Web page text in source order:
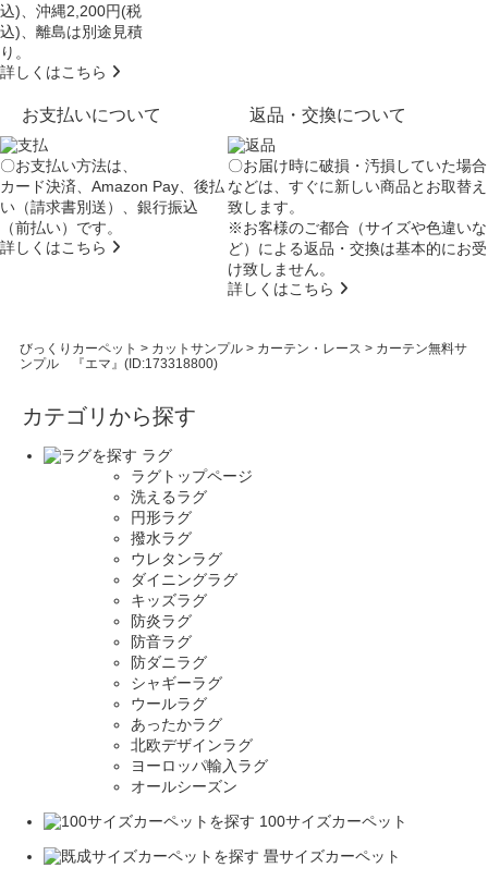
込)、沖縄2,200円(税
込)、離島は別途見積
り。
詳しくはこちら
お支払いについて
〇お支払い方法は、
カード決済、Amazon Pay、後払
い（請求書別送）、銀行振込
（前払い）です。
詳しくはこちら
返品・交換について
〇お届け時に破損・汚損していた場合
などは、すぐに新しい商品とお取替え
致します。
※お客様のご都合（サイズや色違いな
ど）による返品・交換は基本的にお受
け致しません。
詳しくはこちら
びっくりカーペット > カットサンプル> カーテン・レース > カーテン無料サ
ンプル 『エマ』(ID:173318800)
カテゴリから探す
ラグ
ラグトップページ
洗えるラグ
円形ラグ
撥水ラグ
ウレタンラグ
ダイニングラグ
キッズラグ
防炎ラグ
防音ラグ
防ダニラグ
シャギーラグ
ウールラグ
あったかラグ
北欧デザインラグ
ヨーロッパ輸入ラグ
オールシーズン
100サイズカーペット
畳サイズカーペット